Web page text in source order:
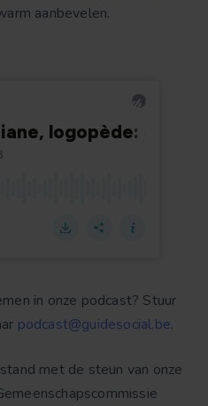
aanbevelen.
in onze podcast? Stuur
podcast@guidesocial.be.
met de steun van onze